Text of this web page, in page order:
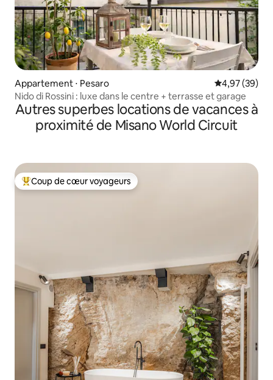
Appartement ⋅ Pesaro Évaluation
4,97 (39)
Nido di Rossini : luxe dans le centre + terrasse et garage
Autres superbes locations de vacances à
proximité de Misano World Circuit
Coups de cœur voyageurs les plus appréciés
Coup de cœur voyageurs